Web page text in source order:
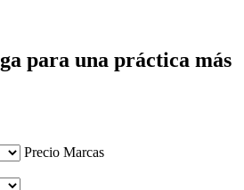
para una práctica más
Precio Marcas